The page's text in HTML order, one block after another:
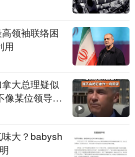
容易
领袖联络困
用
大总理疑似
像某位领导
”，全场哄笑
大？babysh